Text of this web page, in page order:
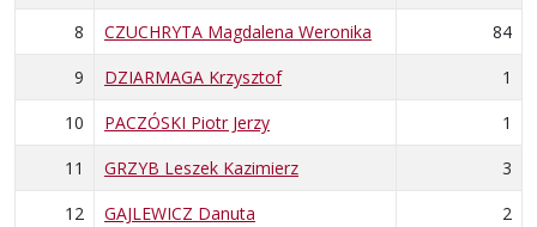
8
CZUCHRYTA Magdalena Weronika
84
9
DZIARMAGA Krzysztof
1
10
PACZÓSKI Piotr Jerzy
1
11
GRZYB Leszek Kazimierz
3
12
GAJLEWICZ Danuta
2